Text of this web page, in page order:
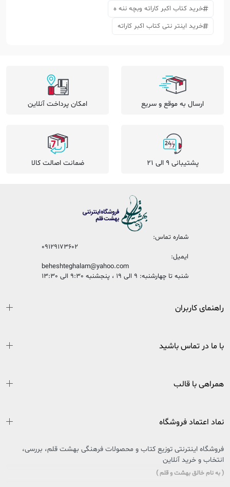
خرید کتاب اکبر کاراته وبچه ننه ه
خرید اینتر نتی کتاب اکبر کاراته
ارسال به موقع و سریع امکان پرداخت آنلاین
پشتیبانی 9 الی 21 ضمانت اصالت کالا
شماره تماس:
09129173602
ایمیل:
beheshteghalam@yahoo.com
شنبه تا چهارشنبه: 9 الی 19 ، پنجشنبه 9:30 الی 13:30
راهنمای کاربران
با ما در تماس باشید
همراهی با قالب
نماد اعتماد فروشگاه
فروشگاه اینترنتی توزیع کتاب و محصولات فرهنگی بهشت قلم، بررسی،
انتخاب و خرید آنلاین
( به نام خالق بهشت و قلم )